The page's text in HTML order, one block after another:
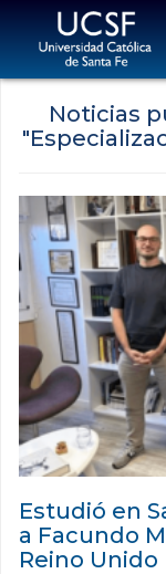
Noticias
Estudió en
a Facundo
Reino Unido